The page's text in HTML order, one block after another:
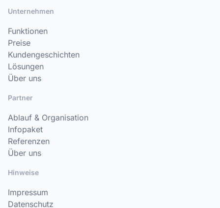
Unternehmen
Funktionen
Preise
Kundengeschichten
Lösungen
Über uns
Partner
Ablauf & Organisation
Infopaket
Referenzen
Über uns
Hinweise
Impressum
Datenschutz